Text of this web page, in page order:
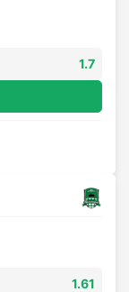
1.7
1.61